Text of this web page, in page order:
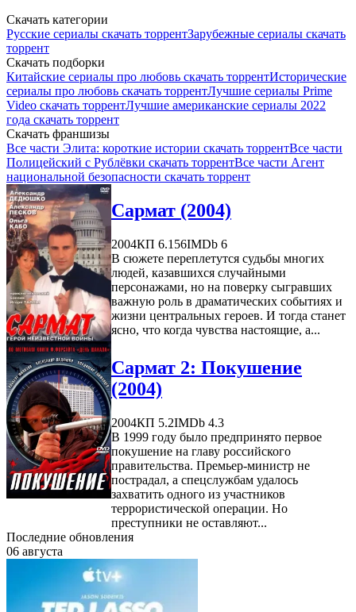
Скачать категории
Русские сериалы скачать торрентЗарубежные сериалы скачать
торрент
Скачать подборки
Китайские сериалы про любовь скачать торрентИсторические
сериалы про любовь скачать торрентЛучшие сериалы Prime
Video скачать торрентЛучшие американские сериалы 2022
года скачать торрент
Скачать франшизы
Все части Элита: короткие истории скачать торрентВсе части
Полицейский с Рублёвки скачать торрентВсе части Агент
национальной безопасности скачать торрент
Сармат (2004)
2004КП 6.156IMDb 6
В сюжете переплетутся судьбы многих
людей, казавшихся случайными
персонажами, но на поверку сыгравших
важную роль в драматических событиях и
жизни центральных героев. И тогда станет
ясно, что когда чувства настоящие, а...
Сармат 2: Покушение
(2004)
2004КП 5.2IMDb 4.3
В 1999 году было предпринято первое
покушение на главу российского
правительства. Премьер-министр не
пострадал, а спецслужбам удалось
захватить одного из участников
террористической операции. Но
преступники не оставляют...
Последние обновления
06 августа